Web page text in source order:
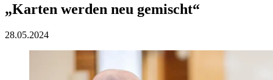
„Karten werden neu gemischt“
28.05.2024